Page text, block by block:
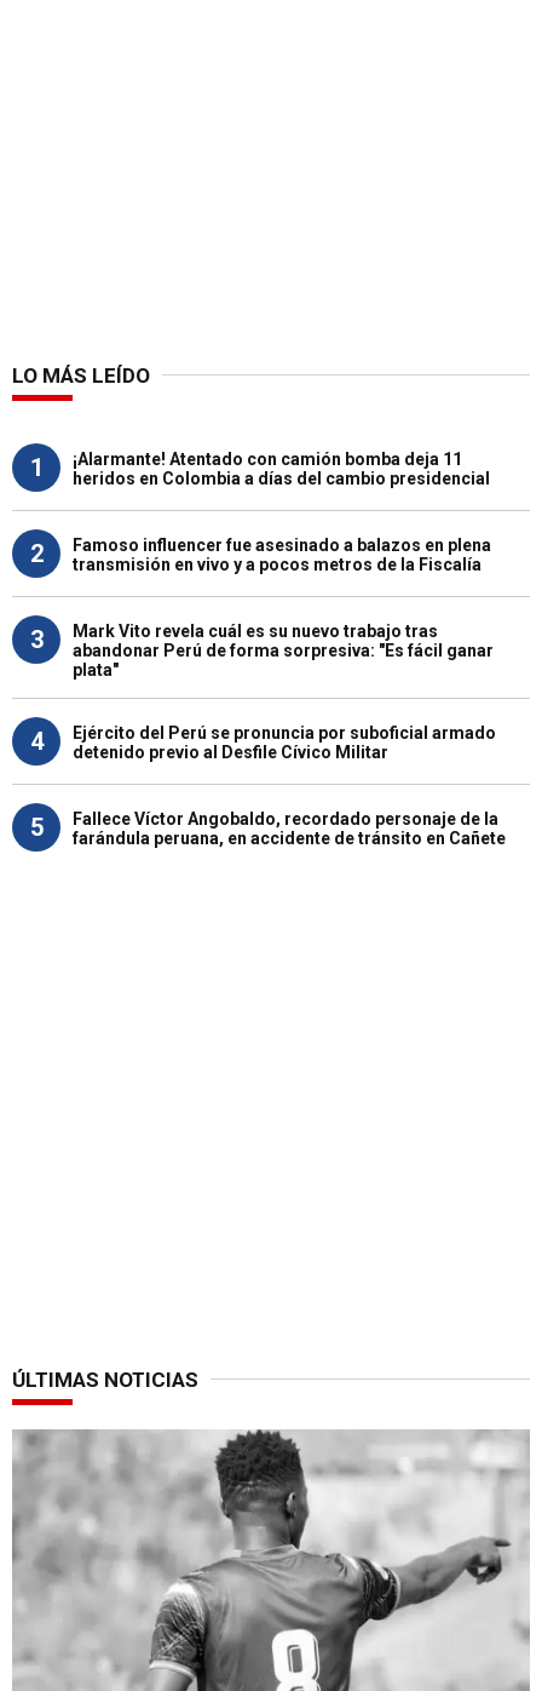
LO MÁS LEÍDO
1
¡Alarmante! Atentado con camión bomba deja 11
heridos en Colombia a días del cambio presidencial
2
Famoso influencer fue asesinado a balazos en plena
transmisión en vivo y a pocos metros de la Fiscalía
3
Mark Vito revela cuál es su nuevo trabajo tras
abandonar Perú de forma sorpresiva: "Es fácil ganar
plata"
4
Ejército del Perú se pronuncia por suboficial armado
detenido previo al Desfile Cívico Militar
5
Fallece Víctor Angobaldo, recordado personaje de la
farándula peruana, en accidente de tránsito en Cañete
ÚLTIMAS NOTICIAS